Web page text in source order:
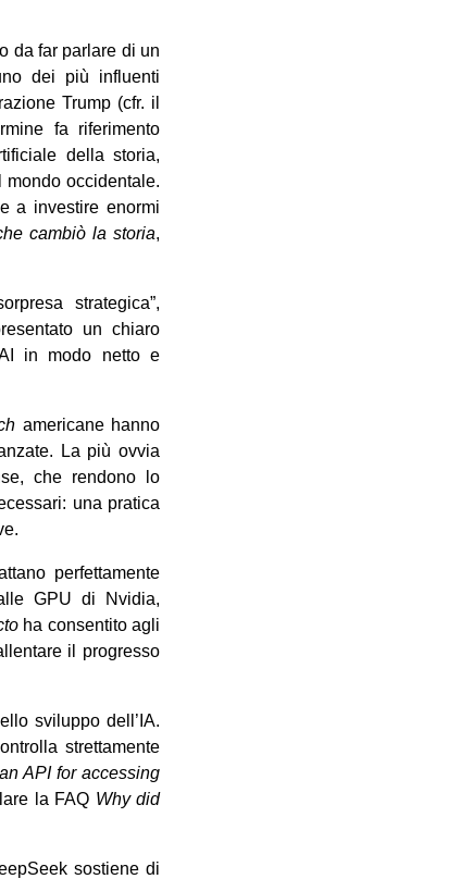
da far parlare di un
dei più influenti
Trump (cfr. il
fa riferimento
della storia,
mondo occidentale.
a investire enormi
cambiò la storia,
strategica”,
un chiaro
in modo netto e
americane hanno
La più ovvia
che rendono lo
una pratica
perfettamente
GPU di Nvidia,
ha consentito agli
il progresso
sviluppo dell’IA.
strettamente
API for accessing
la FAQ Why did
sostiene di